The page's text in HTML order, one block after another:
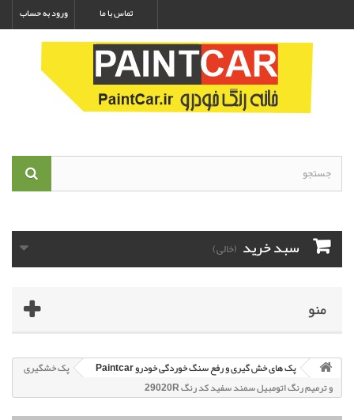
ورود به حساب تماس با ما
سبد خرید (خالی)
منو
پک های خش گیری و رفع سنگ خوردگی خودرو Paintcar
پک خشگیری
و ترمیم رنگ اتومبیل سمند سفید کد رنگ 29020R